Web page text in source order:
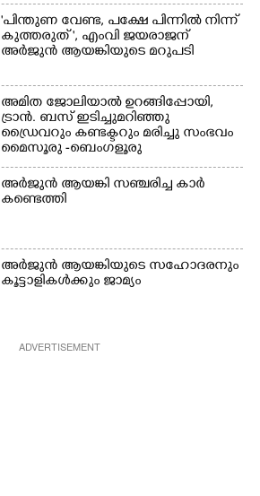
"പിന്തുണ വേണ്ട,​ പക്ഷേ പിന്നിൽ നിന്ന്
കുത്തരുത് ", എംവി ജയരാജന്
അർജുൻ ആയങ്കിയുടെ മറുപടി
അമിത ജോലിയാൽ ഉറങ്ങിപ്പോയി,
ട്രാൻ. ബസ് ഇടിച്ചുമറിഞ്ഞു
ഡ്രൈവറും കണ്ടക്ടറും മരിച്ചു സംഭവം
മൈസൂരു -ബെംഗളൂരു
ദേശീയപാതയിൽ 20 പേർക്ക് പരിക്ക്,
നാലു പേരുടെ നില ഗുരുതരം
അർജുൻ ആയങ്കി സഞ്ചരിച്ച കാർ
കണ്ടെത്തി
അർജുൻ ആയങ്കിയുടെ സഹോദരനും
കൂട്ടാളികൾക്കും ജാമ്യം
ADVERTISEMENT